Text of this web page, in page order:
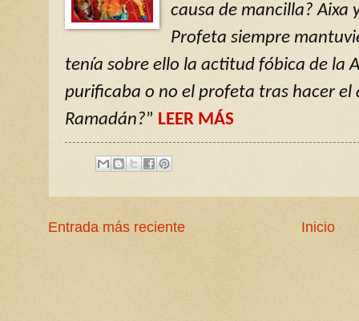
causa de mancilla? Aixa
Profeta siempre
tenía sobre ello la actitud fóbica de la
purificaba o no el profeta tras hacer el
Ramadán?” LEER MÁS
Entrada más reciente Inicio